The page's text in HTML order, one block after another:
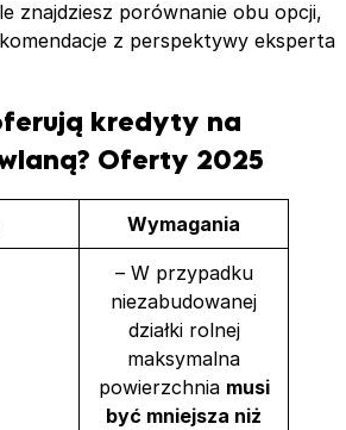
znajdziesz porównanie obu opcji,
z perspektywy eksperta
kredyty na
Oferty 2025
Wymagania
– W przypadku
niezabudowanej
działki rolnej
maksymalna
powierzchnia musi
być mniejsza niż